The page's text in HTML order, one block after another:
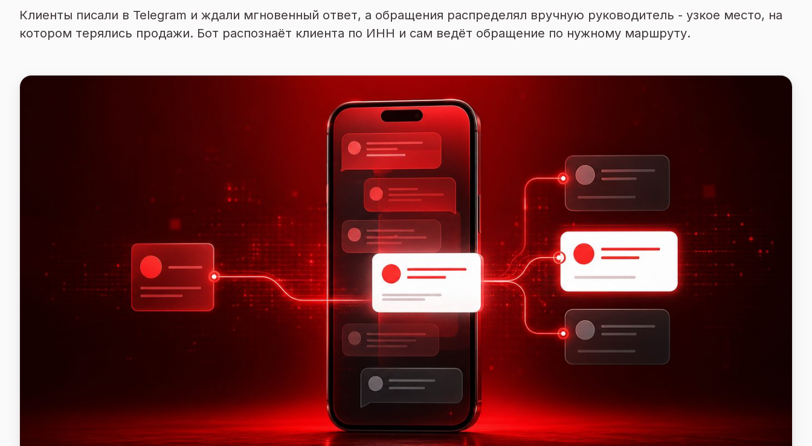
Клиенты писали в Telegram и ждали мгновенный ответ, а обращения распределял вручную руководитель - узкое место, на
котором терялись продажи. Бот распознаёт клиента по ИНН и сам ведёт обращение по нужному маршруту.